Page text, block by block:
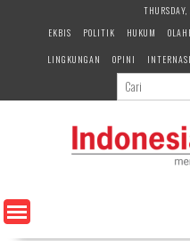
e
n
EKBIS
POLITIK HUKUM
LINGKUNGAN
OPINI